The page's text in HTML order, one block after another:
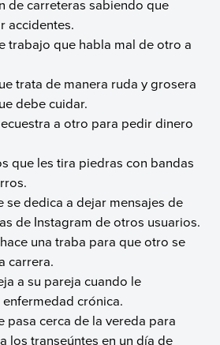
de carreteras sabiendo que
accidentes.
trabajo que habla mal de otro a
trata de manera ruda y grosera
debe cuidar.
a otro para pedir dinero
que les tira piedras con bandas
se dedica a dejar mensajes de
de Instagram de otros usuarios.
una traba para que otro se
carrera.
a su pareja cuando le
crónica.
pasa cerca de la vereda para
los transeúntes en un día de